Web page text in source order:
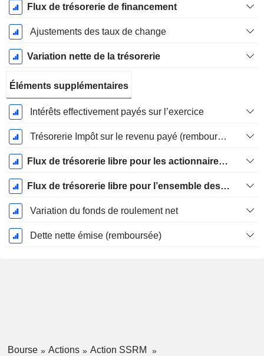
Flux de trésorerie de financement
Ajustements des taux de change
Variation nette de la trésorerie
Éléments supplémentaires
Intérêts effectivement payés sur l’exercice
Trésorerie Impôt sur le revenu payé (remboursement)Impôt effectivement payé (remboursé) sur l’exercice
Flux de trésorerie libre pour les actionnaires FCFE
Flux de trésorerie libre pour l’ensemble des pourvoyeurs de fonds (créanciers et actionnaires) FCFF
Variation du fonds de roulement net
Dette nette émise (remboursée)
Bourse Actions
Action SSRM